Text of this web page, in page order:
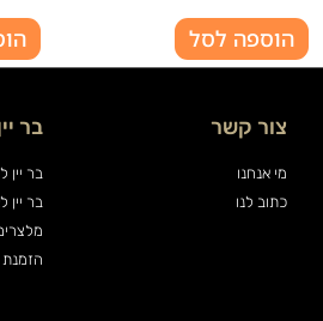
הוספה לסל
צור קשר
מי אנחנו
כתוב לנו
בר
בר יין
בר יין
הזמנת